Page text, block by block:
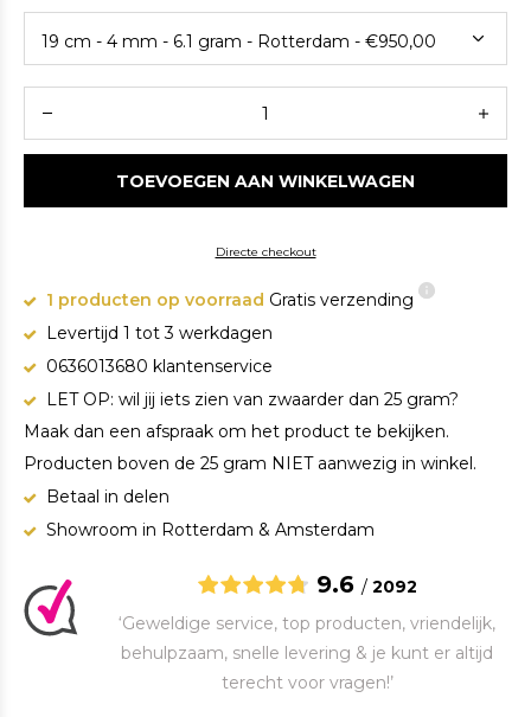
TOEVOEGEN AAN WINKELWAGEN
Directe checkout
1 producten op voorraad Gratis verzending
Levertijd 1 tot 3 werkdagen
0636013680 klantenservice
LET OP: wil jij iets zien van zwaarder dan 25 gram?
Maak dan een afspraak om het product te bekijken.
Producten boven de 25 gram NIET aanwezig in winkel.
Betaal in delen
Showroom in Rotterdam & Amsterdam
9.6 / 2092
‘Geweldige service, top producten, vriendelijk,
behulpzaam, snelle levering & je kunt er altijd
terecht voor vragen!’